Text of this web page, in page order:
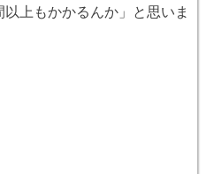
上もかかるんか」と思いま